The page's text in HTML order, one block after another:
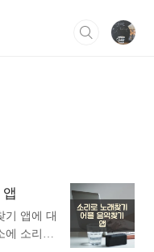
기 앱에 대
에 소리로